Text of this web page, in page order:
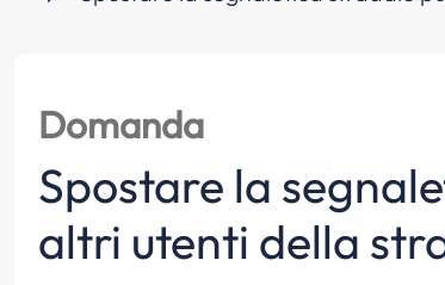
Domanda
Spostare la
altri utenti della